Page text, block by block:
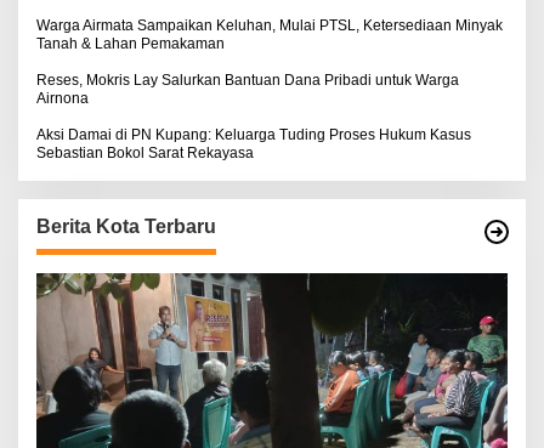
Warga Airmata Sampaikan Keluhan, Mulai PTSL, Ketersediaan Minyak
Tanah & Lahan Pemakaman
Reses, Mokris Lay Salurkan Bantuan Dana Pribadi untuk Warga
Airnona
Aksi Damai di PN Kupang: Keluarga Tuding Proses Hukum Kasus
Sebastian Bokol Sarat Rekayasa
Berita Kota Terbaru